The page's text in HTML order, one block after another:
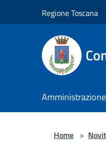
Regione Toscana
Amministrazione
Home >